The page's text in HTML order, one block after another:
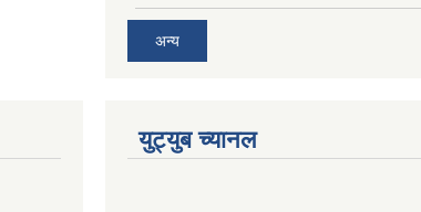
अन्य
युट्युब च्यानल